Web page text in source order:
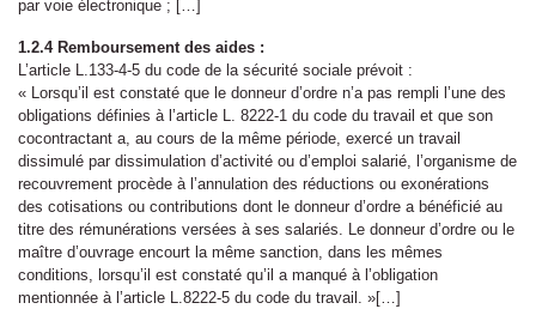
par voie électronique ; […]
1.2.4 Remboursement des aides :
L’article L.133-4-5 du code de la sécurité sociale prévoit :
« Lorsqu’il est constaté que le donneur d’ordre n’a pas rempli l’une des
obligations définies à l’article L. 8222-1 du code du travail et que son
cocontractant a, au cours de la même période, exercé un travail
dissimulé par dissimulation d’activité ou d’emploi salarié, l’organisme de
recouvrement procède à l’annulation des réductions ou exonérations
des cotisations ou contributions dont le donneur d’ordre a bénéficié au
titre des rémunérations versées à ses salariés. Le donneur d’ordre ou le
maître d’ouvrage encourt la même sanction, dans les mêmes
conditions, lorsqu’il est constaté qu’il a manqué à l’obligation
mentionnée à l’article L.8222-5 du code du travail. »[…]